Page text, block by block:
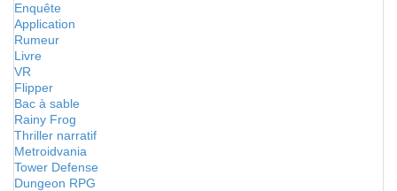
Enquête
Application
Rumeur
Livre
VR
Flipper
Bac à sable
Rainy Frog
Thriller narratif
Metroidvania
Tower Defense
Dungeon RPG